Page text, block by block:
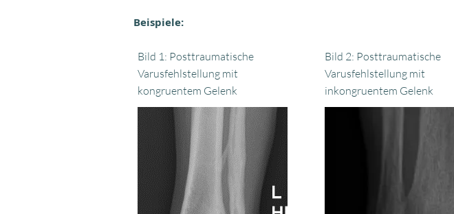
Beispiele:
Bild 1: Posttraumatische
Varusfehlstellung mit
kongruentem Gelenk
Bild 2: Posttraumatische
Varusfehlstellung mit
inkongruentem Gelenk